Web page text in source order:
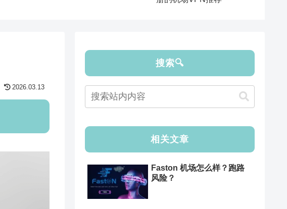
2026.03.13
搜索🔍
相关文章
Faston 机场怎么样？跑路
风险？